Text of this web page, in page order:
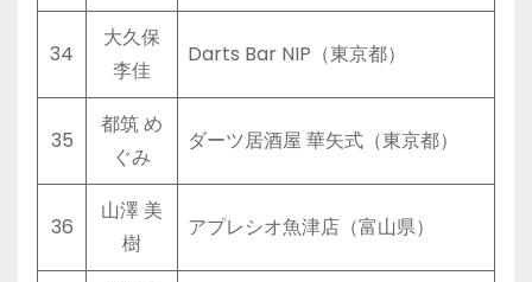
34
大久保
李佳
Darts Bar NIP（東京都）
35
都筑 め
ぐみ
ダーツ居酒屋 華矢式（東京都）
36
山澤 美
樹
アプレシオ魚津店（富山県）